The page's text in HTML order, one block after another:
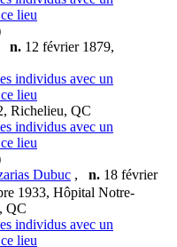
n. 12 février 1879,
Richelieu, QC
Dubuc , n. 18 février
1933, Hôpital Notre-
QC